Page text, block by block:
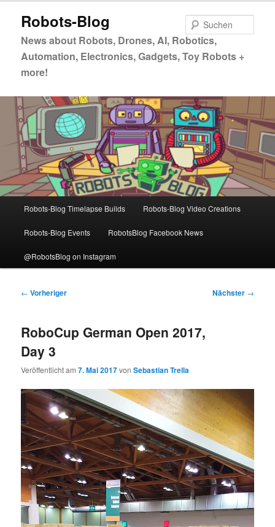
primären
springen
Robots-Blog
News about Robots, Drones, AI, Robotics,
Automation, Electronics, Gadgets, Toy Robots +
more!
Robots-Blog Timelapse Builds Robots-Blog Video Creations
Robots-Blog Events RobotsBlog Facebook News
@RobotsBlog on Instagram
Beitragsnavigation
← Vorheriger Nächster →
RoboCup German Open 2017,
Day 3
Veröffentlicht am7. Mai 2017vonSebastian Trella
Video-
Player